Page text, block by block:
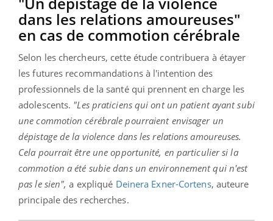
dans les relations amoureuses"
en cas de commotion cérébrale
Selon les chercheurs, cette étude contribuera à étayer
les futures recommandations à l'intention des
professionnels de la santé qui prennent en charge les
adolescents. "Les praticiens qui ont un patient ayant subi
une commotion cérébrale pourraient envisager un
dépistage de la violence dans les relations amoureuses.
Cela pourrait être une opportunité, en particulier si la
commotion a été subie dans un environnement qui n'est
pas le sien", a expliqué Deinera Exner-Cortens, auteure
principale des recherches.